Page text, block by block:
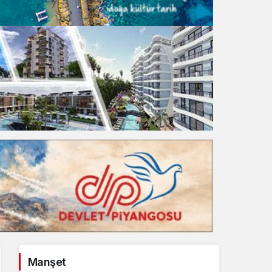
Gece Modu
Gece modunu seçin.
Sistem Modu
Sistem modunu seçin.
Manşet